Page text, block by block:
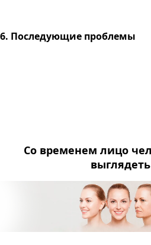
6. Последующие проблемы
Со временем лицо